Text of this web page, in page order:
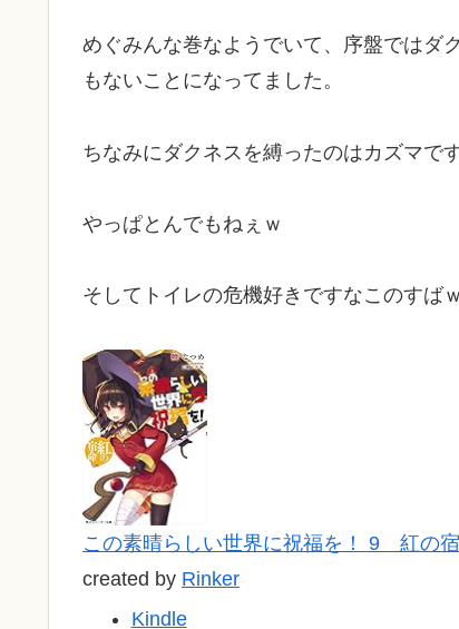
めぐみんな巻なようでいて、序盤ではダ
もないことになってました。
ちなみにダクネスを縛ったのはカズマで
やっぱとんでもねぇｗ
そしてトイレの危機好きですなこのすばｗ
この素晴らしい世界に祝福を！ 9 紅の
created by Rinker
Kindle